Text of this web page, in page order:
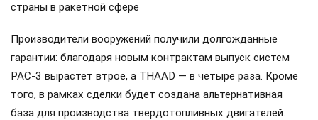
страны в ракетной сфере
Производители вооружений получили долгожданные
гарантии: благодаря новым контрактам выпуск систем
PAC-3 вырастет втрое, а THAAD — в четыре раза. Кроме
того, в рамках сделки будет создана альтернативная
база для производства твердотопливных двигателей.